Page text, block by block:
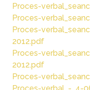
Proces-
Proces-
Proces-
2012.pdf
Proces-
2012.pdf
Proces-